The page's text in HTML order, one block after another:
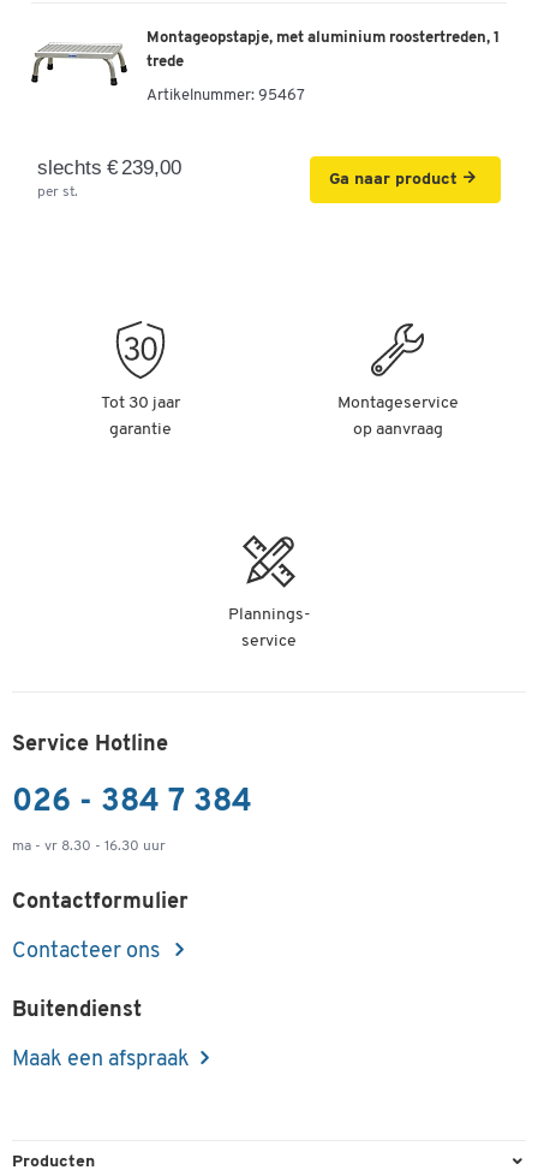
Montageopstapje, met aluminium roostertreden, 1
trede
Artikelnummer: 95467
slechts € 239,00
per st.
Ga naar product
Tot 30 jaar
garantie
Montageservice
op aanvraag
Plannings-
service
Service Hotline
026 - 384 7 384
ma - vr 8.30 - 16.30 uur
Contactformulier
Contacteer ons
Buitendienst
Maak een afspraak
Producten